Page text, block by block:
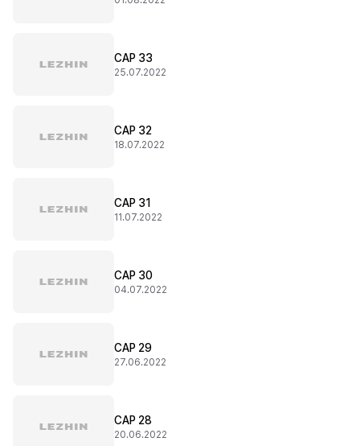
CAP 33
25.07.2022
CAP 32
18.07.2022
CAP 31
11.07.2022
CAP 30
04.07.2022
CAP 29
27.06.2022
CAP 28
20.06.2022